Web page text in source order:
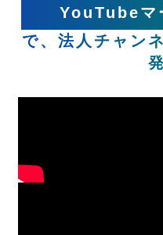
YouTubeマ
で、法人チャン